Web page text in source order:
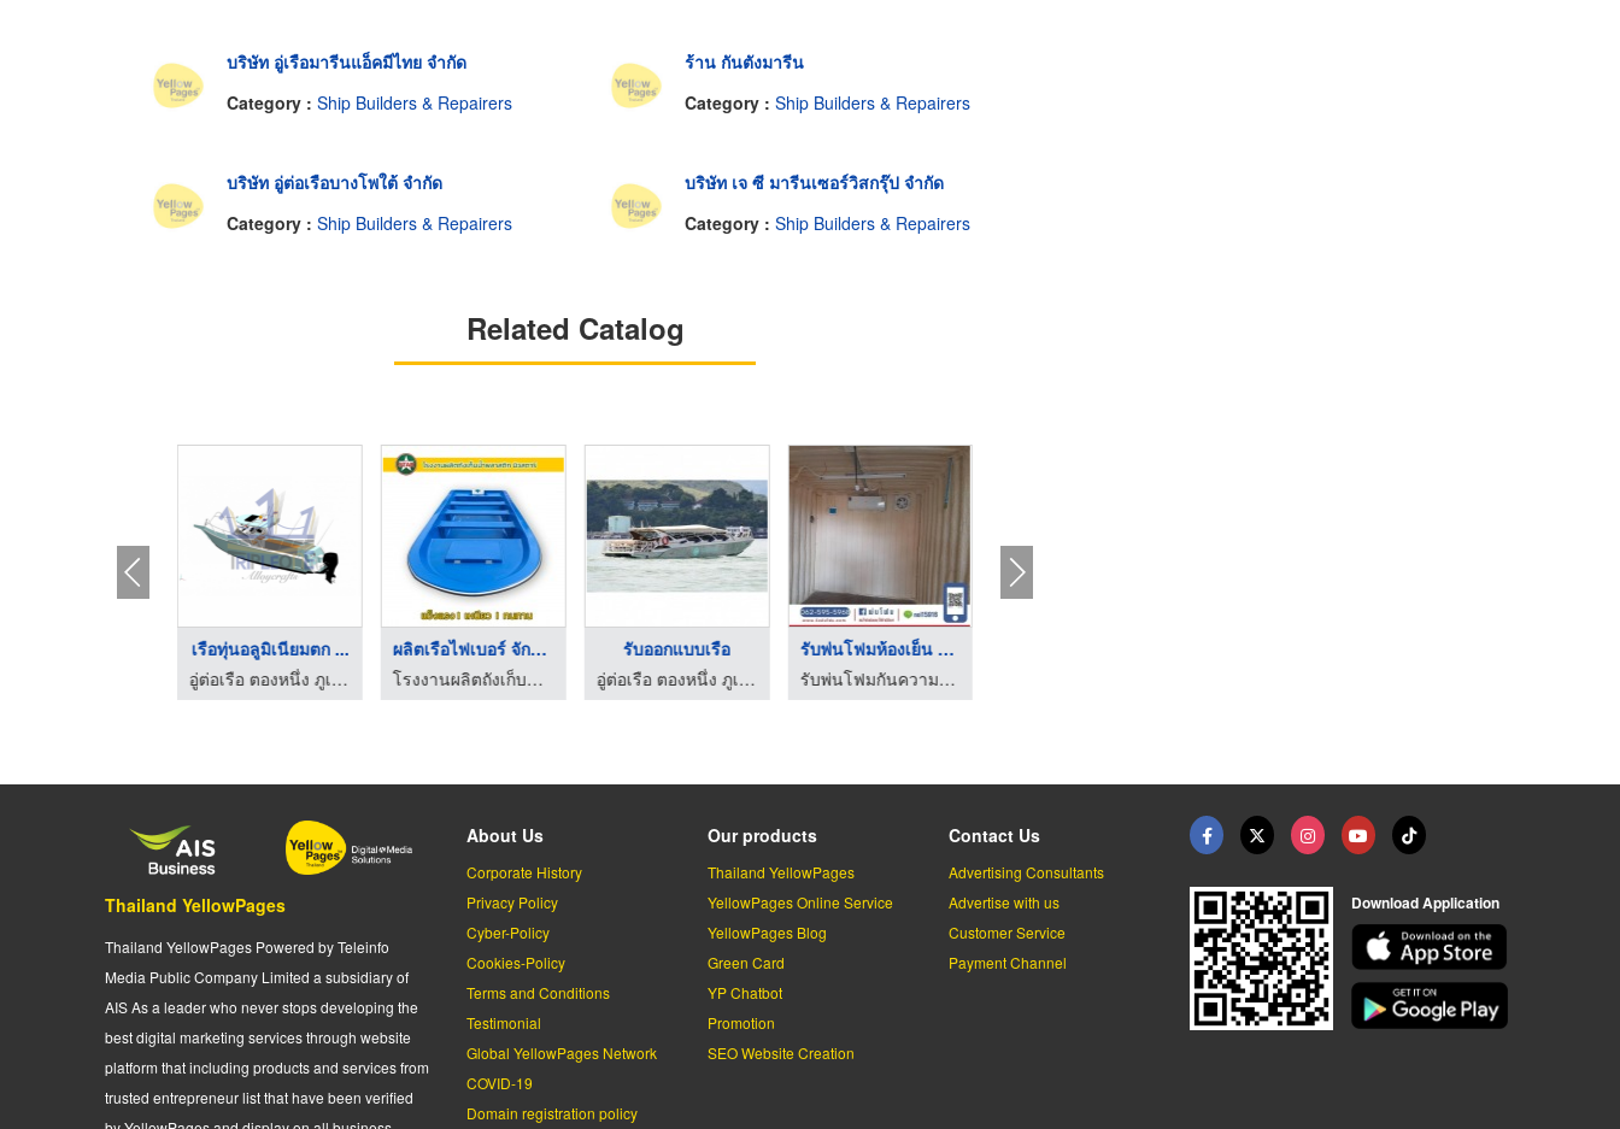
บริษัท อู่เรือมารีนแอ็คมีไทย จำกัด
Category : Ship Builders & Repairers
ร้าน กันตังมารีน
Category : Ship Builders & Repairers
บริษัท อู่ต่อเรือบางโพใต้ จำกัด
Category : Ship Builders & Repairers
บริษัท เจ ซี มารีนเซอร์วิสกรุ๊ป จำกัด
Category : Ship Builders & Repairers
Related Catalog
เรือทุ่นอลูมิเนียมตก ...
อู่ต่อเรือ ตองหนึ่ง ภูเก็ต
ผลิตเรือไฟเบอร์ จักร ...
โรงงานผลิตถังเก็บน้ำพลาสติก นิวสตาร์
รับออกแบบเรือ
อู่ต่อเรือ ตองหนึ่ง ภูเก็ต
รับพ่นโฟมห้องเย็น รถ ...
รับพ่นโฟมกันความร้อน - ช่างน้อย
Thailand YellowPages
Thailand YellowPages Powered by Teleinfo
Media Public Company Limited a subsidiary of
AIS As a leader who never stops developing the
best digital marketing services through website
platform that including products and services from
trusted entrepreneur list that have been verified
About Us
Corporate History
Privacy Policy
Cyber-Policy
Cookies-Policy
Terms and Conditions
Testimonial
Global YellowPages Network
COVID-19
Domain registration policy
Our products
Thailand YellowPages
YellowPages Online Service
YellowPages Blog
Green Card
YP Chatbot
Promotion
SEO Website Creation
Contact Us
Advertising Consultants
Advertise with us
Customer Service
Payment Channel
Download Application